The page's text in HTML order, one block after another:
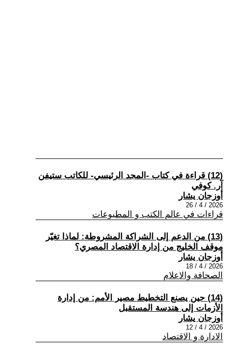
(12) قراءة في كتاب -المجد الرئيسي- للكاتب ستيفن
آر. كوفي
أوزجان يشار
2026 / 4 / 26
قراءات في عالم الكتب و المطبوعات
(13) من الدعم إلى الشراكة المشروطة: لماذا تغيّر
موقف الخليج من إدارة الاقتصاد المصري؟
أوزجان يشار
2026 / 4 / 18
الصحافة والاعلام
(14) حين يصنع التخطيط مصير الأمم: من إدارة
الأزمات إلى هندسة المستقبل
أوزجان يشار
2026 / 4 / 12
الادارة و الاقتصاد